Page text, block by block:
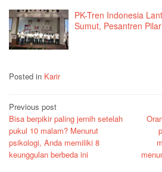
PK-Tren Indonesia
Sumut, Pesantren
Posted in Karir
Post
navigation
Previous post
Bisa berpikir paling jernih setelah
pukul 10 malam? Menurut
psikologi, Anda memiliki 8
keunggulan berbeda ini